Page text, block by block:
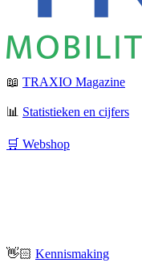
📖 TRAXIO Magazine
📊 Statistieken en cijfers
🛒 Webshop
👋🏻 Kennismaking